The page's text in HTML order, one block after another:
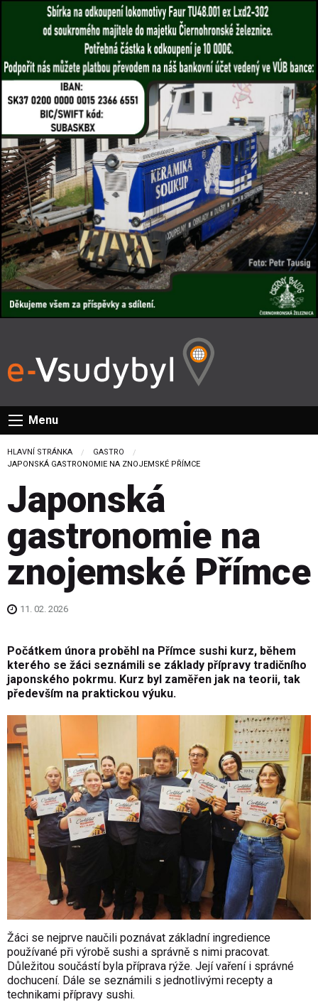
Menu
HLAVNÍ STRÁNKA
GASTRO
CURRENT:
JAPONSKÁ GASTRONOMIE NA ZNOJEMSKÉ PŘÍMCE
Japonská
gastronomie na
znojemské Přímce
11. 02. 2026
Počátkem února proběhl na Přímce sushi kurz, během
kterého se žáci seznámili se základy přípravy tradičního
japonského pokrmu. Kurz byl zaměřen jak na teorii, tak
především na praktickou výuku.
Žáci se nejprve naučili poznávat základní ingredience
používané při výrobě sushi a správně s nimi pracovat.
Důležitou součástí byla příprava rýže. Její vaření i správné
dochucení. Dále se seznámili s jednotlivými recepty a
technikami přípravy sushi.